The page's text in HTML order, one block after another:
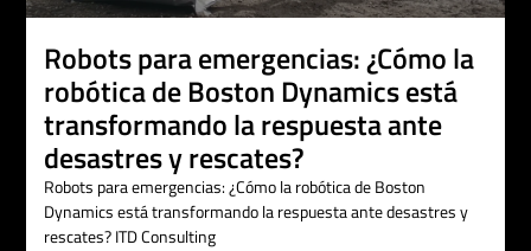
Robots para emergencias: ¿Cómo la
robótica de Boston Dynamics está
transformando la respuesta ante
desastres y rescates?
Robots para emergencias: ¿Cómo la robótica de Boston
Dynamics está transformando la respuesta ante desastres y
rescates? ITD Consulting